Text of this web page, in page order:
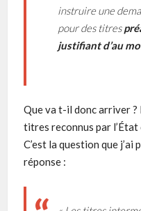
instruire une
pour des titres
justifiant d’au
Que va t-il donc arriver
titres reconnus par
C’est la question que
réponse :